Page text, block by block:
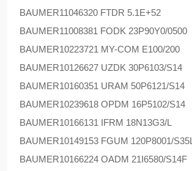
BAUMER11046320 FTDR 5.1E+52
BAUMER11008381 FODK 23P90Y0/0500
BAUMER10223721 MY-COM E100/200
BAUMER10126627 UZDK 30P6103/S14
BAUMER10160351 URAM 50P6121/S14
BAUMER10239618 OPDM 16P5102/S14
BAUMER10166131 IFRM 18N13G3/L
BAUMER10149153 FGUM 120P8001/S35L
BAUMER10166224 OADM 21I6580/S14F